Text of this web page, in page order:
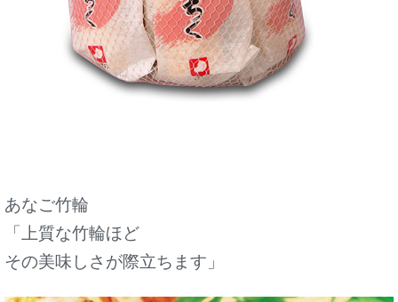
あなご竹輪
「上質な竹輪ほど
その美味しさが際立ちます」